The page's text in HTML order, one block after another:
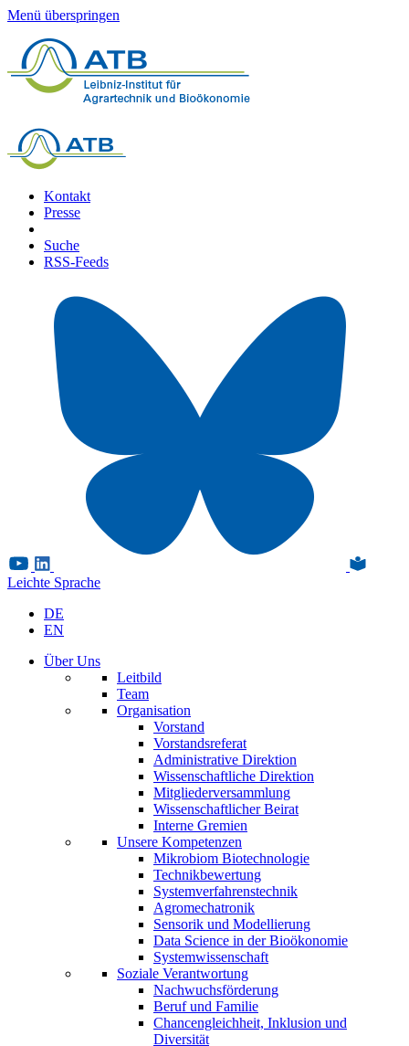
Menü überspringen
Kontakt
Presse
Suche
RSS-Feeds
Leichte Sprache
DE
EN
Über Uns
Leitbild
Team
Organisation
Vorstand
Vorstandsreferat
Administrative Direktion
Wissenschaftliche Direktion
Mitgliederversammlung
Wissenschaftlicher Beirat
Interne Gremien
Unsere Kompetenzen
Mikrobiom Biotechnologie
Technikbewertung
Systemverfahrenstechnik
Agromechatronik
Sensorik und Modellierung
Data Science in der Bioökonomie
Systemwissenschaft
Soziale Verantwortung
Nachwuchsförderung
Beruf und Familie
Chancengleichheit, Inklusion und
Diversität